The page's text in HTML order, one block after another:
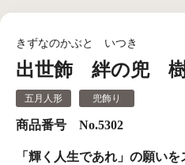
きずなのかぶと いつき
出世飾 絆の兜 樹
五月人形 兜飾り
商品番号 No.5302
「輝く人生であれ」の願い